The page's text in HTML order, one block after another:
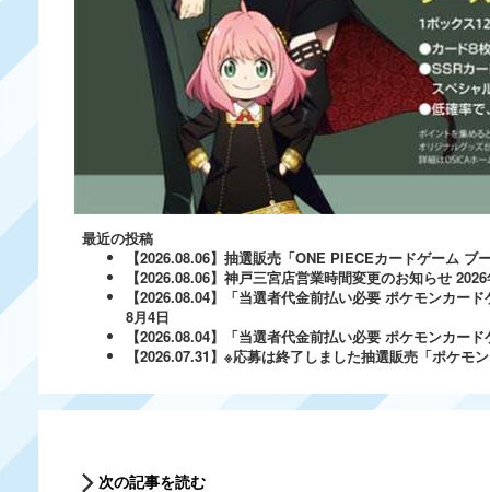
最近の投稿
【2026.08.06】抽選販売「ONE PIECEカードゲーム ブ
【2026.08.06】神戸三宮店営業時間変更のお知らせ
【2026.08.04】「当選者代金前払い必要 ポケモンカー
8月4日
【2026.08.04】「当選者代金前払い必要 ポケモンカー
【2026.07.31】※応募は終了しました抽選販売「ポケ
次の記事を読む